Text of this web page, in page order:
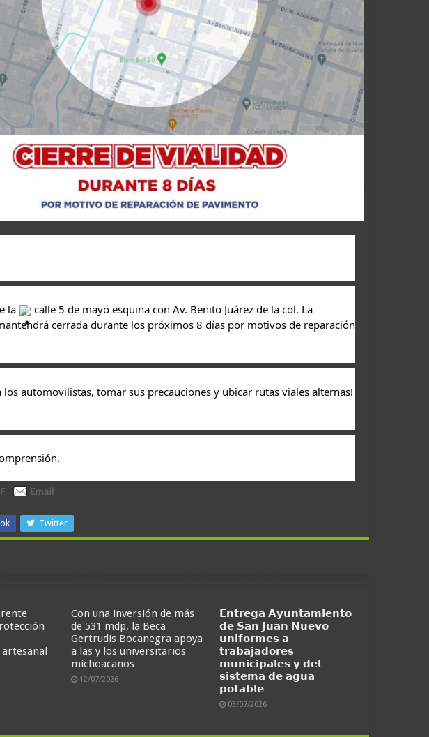
la
calle 5 de mayo esquina con Av. Benito Juárez de la col. La
cerrada durante los próximos 8 días por motivos de reparación
Twitter
Con una inversión de más
de 531 mdp, la Beca
Gertrudis Bocanegra apoya
a las y los universitarios
michoacanos
12/07/2026
𝗘𝗻𝘁𝗿𝗲𝗴𝗮 𝗔𝘆𝘂𝗻𝘁𝗮𝗺𝗶𝗲𝗻𝘁𝗼
𝗱𝗲 𝗦𝗮𝗻 𝗝𝘂𝗮𝗻 𝗡𝘂𝗲𝘃𝗼
𝘂𝗻𝗶𝗳𝗼𝗿𝗺𝗲𝘀 𝗮
𝘁𝗿𝗮𝗯𝗮𝗷𝗮𝗱𝗼𝗿𝗲𝘀
𝗺𝘂𝗻𝗶𝗰𝗶𝗽𝗮𝗹𝗲𝘀 𝘆 𝗱𝗲𝗹
𝘀𝗶𝘀𝘁𝗲𝗺𝗮 𝗱𝗲 𝗮𝗴𝘂𝗮
𝗽𝗼𝘁𝗮𝗯𝗹𝗲
03/07/2026